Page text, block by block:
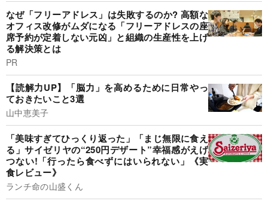
なぜ「フリーアドレス」は失敗するのか? 高額な
オフィス改修がムダになる「フリーアドレスの座
席予約が定着しない元凶」と組織の生産性を上げ
る解決策とは
PR
【読解力UP】「脳力」を高めるために日常やっ
ておきたいこと3選
山中恵美子
「美味すぎてひっくり返った」「まじ無限に食え
る」サイゼリヤの“250円デザート”幸福感がえげ
つない!「行ったら食べずにはいられない」《実
食レビュー》
ランチ命の山盛くん